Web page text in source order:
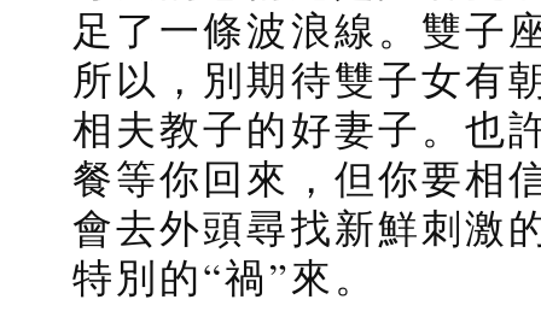
足了一條波浪線。雙子
所以，別期待雙子女有
相夫教子的好妻子。也
餐等你回來，但你要相
會去外頭尋找新鮮刺激
特別的“禍”來。